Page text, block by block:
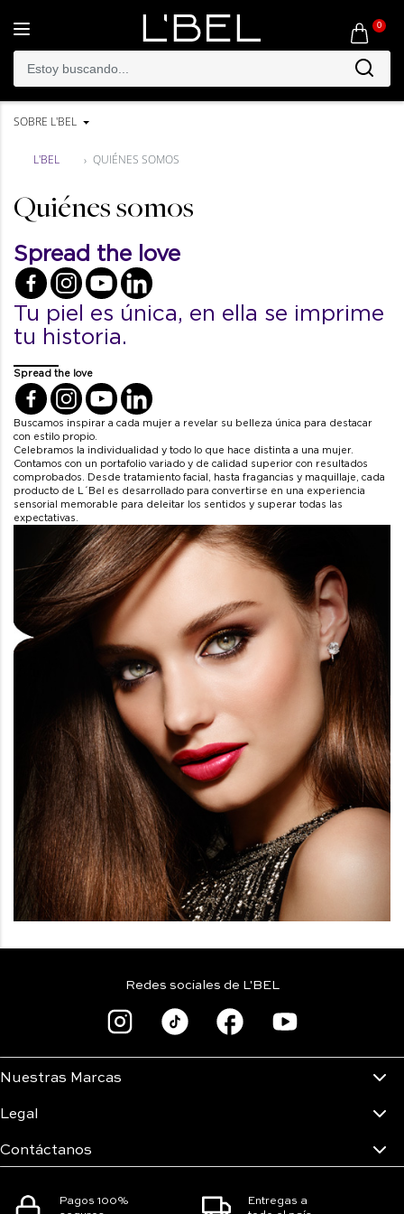
0
SOBRE L'BEL
L'BEL QUIÉNES SOMOS
Quiénes somos
Spread the love
Tu piel es única, en ella se imprime
tu historia.
Spread the love
Buscamos inspirar a cada mujer a revelar su belleza única para destacar
con estilo propio.
Celebramos la individualidad y todo lo que hace distinta a una mujer.
Contamos con un portafolio variado y de calidad superior con resultados
comprobados. Desde tratamiento facial, hasta fragancias y maquillaje, cada
producto de L´Bel es desarrollado para convertirse en una experiencia
sensorial memorable para deleitar los sentidos y superar todas las
expectativas.
Nuestras Marcas
Legal
Contáctanos
Redes sociales de L'BEL
Pagos 100%
Entregas a